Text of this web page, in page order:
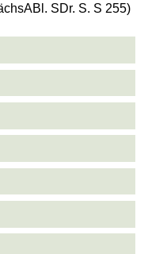
SDr. S. S 255)